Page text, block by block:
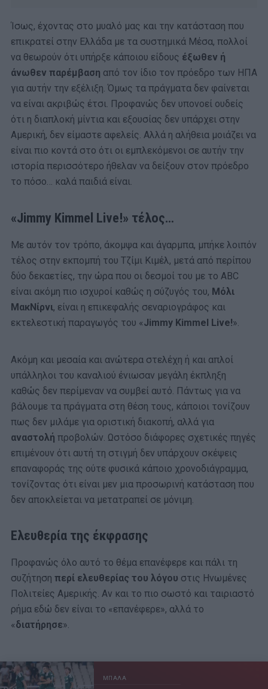
Ίσως, έχοντας στο μυαλό μας και την κατάσταση που
επικρατεί στην Ελλάδα με τα συστημικά Μέσα, πολλοί
να θεωρούν ότι υπήρξε κάποιου είδους έξωθεν ή
άνωθεν παρέμβαση από τον ίδιο τον πρόεδρο των ΗΠΑ
για αυτήν την εξέλιξη. Όμως τα πράγματα δεν φαίνεται
να είναι ακριβώς έτσι. Προφανώς δεν υπονοεί ουδείς
ότι η διαπλοκή μίντια και εξουσίας δεν υπάρχει στην
Αμερική, δεν είμαστε αφελείς. Αλλά η αλήθεια μοιάζει να
είναι πιο κοντά στο ότι οι εμπλεκόμενοι σε αυτήν την
ιστορία περισσότερο ήθελαν να δείξουν στον πρόεδρο
το πόσο… καλά παιδιά είναι.
«Jimmy Kimmel Live!» τέλος…
Με αυτόν τον τρόπο, άκομψα και άγαρμπα, μπήκε λοιπόν
τέλος στην εκπομπή του Τζίμι Κιμέλ, μετά από περίπου
δύο δεκαετίες, την ώρα που οι δεσμοί του με το ABC
είναι ακόμη πιο ισχυροί καθώς η σύζυγός του, Μόλι
ΜακΝίρνι, είναι η επικεφαλής σεναριογράφος και
εκτελεστική παραγωγός του «Jimmy Kimmel Live!».
Ακόμη και μεσαία και ανώτερα στελέχη ή και απλοί
υπάλληλοι του καναλιού ένιωσαν μεγάλη έκπληξη
καθώς δεν περίμεναν να συμβεί αυτό. Πάντως για να
βάλουμε τα πράγματα στη θέση τους, κάποιοι τονίζουν
πως δεν μιλάμε για οριστική διακοπή, αλλά για
αναστολή προβολών. Ωστόσο διάφορες σχετικές πηγές
επιμένουν ότι αυτή τη στιγμή δεν υπάρχουν σκέψεις
επαναφοράς της ούτε φυσικά κάποιο χρονοδιάγραμμα,
τονίζοντας ότι είναι μεν μια προσωρινή κατάσταση που
δεν αποκλείεται να μετατραπεί σε μόνιμη.
Ελευθερία της έκφρασης
Προφανώς όλο αυτό το θέμα επανέφερε και πάλι τη
συζήτηση περί ελευθερίας του λόγου στις Ηνωμένες
Πολιτείες Αμερικής. Αν και το πιο σωστό και ταιριαστό
ρήμα εδώ δεν είναι το «επανέφερε», αλλά το
«διατήρησε».
ΜΠΑΛΑ